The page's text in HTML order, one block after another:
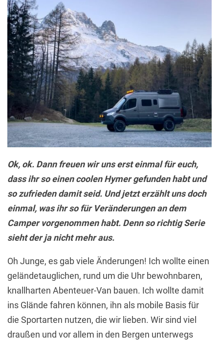
Ok, ok. Dann freuen wir uns erst einmal für euch,
dass ihr so einen coolen Hymer gefunden habt und
so zufrieden damit seid. Und jetzt erzählt uns doch
einmal, was ihr so für Veränderungen an dem
Camper vorgenommen habt. Denn so richtig Serie
sieht der ja nicht mehr aus.
Oh Junge, es gab viele Änderungen! Ich wollte einen
geländetauglichen, rund um die Uhr bewohnbaren,
knallharten Abenteuer-Van bauen. Ich wollte damit
ins Glände fahren können, ihn als mobile Basis für
die Sportarten nutzen, die wir lieben. Wir sind viel
draußen und vor allem in den Bergen unterwegs